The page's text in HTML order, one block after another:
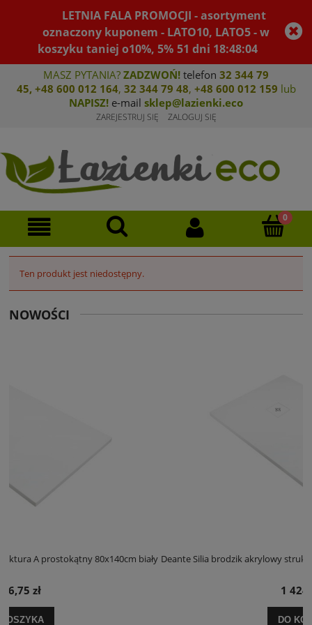
LETNIA FALA PROMOCJI - asortyment
oznaczony kuponem - LATO10, LATO5 - w
koszyku taniej o10%, 5% 51 dni 18:48:04
MASZ PYTANIA? ZADZWOŃ! telefon 32 344 79
45, +48 600 012 164, 32 344 79 48, +48 600 012 159 lub
NAPISZ! e-mail sklep@lazienki.eco
ZAREJESTRUJ SIĘ ZALOGUJ SIĘ
Ten produkt jest niedostępny.
NOWOŚCI
biały Deante Silia brodzik akrylowy struktura A prostokątny 100x120cm